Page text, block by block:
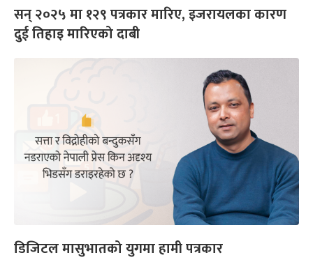
सन् २०२५ मा १२९ पत्रकार मारिए, इजरायलका कारण
दुई तिहाइ मारिएको दाबी
डिजिटल मासुभातको युगमा हामी पत्रकार